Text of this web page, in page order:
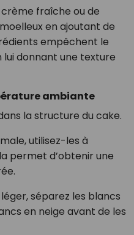
crème fraîche ou de
en ajoutant de
empêchent le
donnant une texture
ambiante
la structure du cake.
utilisez-les à
permet d’obtenir une
séparez les blancs
en neige avant de les